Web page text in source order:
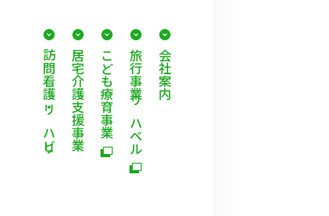
訪問看護・リハビリ居宅介護支援事業こども療育事業旅行事業 リハベル 会社案内